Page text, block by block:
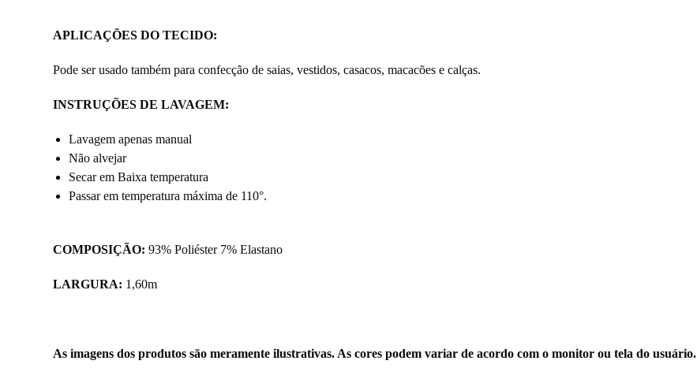
APLICAÇÕES DO TECIDO:
Pode ser usado também para confecção de saias, vestidos, casacos, macacões e calças.
INSTRUÇÕES DE LAVAGEM:
Lavagem apenas manual
Não alvejar
Secar em Baixa temperatura
Passar em temperatura máxima de 110°.
COMPOSIÇÃO: 93% Poliéster 7% Elastano
LARGURA: 1,60m
As imagens dos produtos são meramente ilustrativas. As cores podem variar de acordo com o monitor ou tela do usuário.